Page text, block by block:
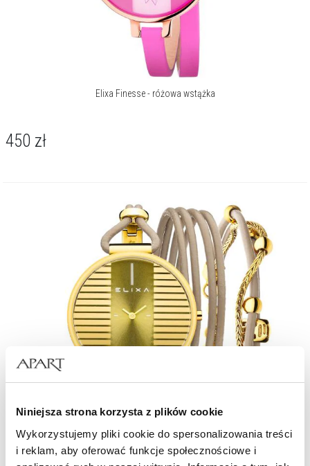
Niniejsza strona korzysta z plików cookie
Wykorzystujemy pliki cookie do spersonalizowania treści
i reklam, aby oferować funkcje społecznościowe i
Elixa Finesse - różowa wstążka
450 zł
Elixa Finesse